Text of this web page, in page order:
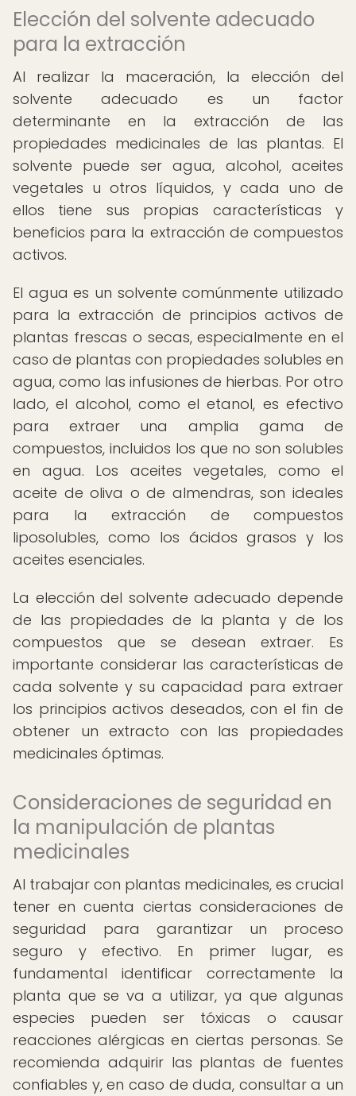
Elección del solvente adecuado
para la extracción
Al realizar la maceración, la elección del
solvente adecuado es un factor
determinante en la extracción de las
propiedades medicinales de las plantas. El
solvente puede ser agua, alcohol, aceites
vegetales u otros líquidos, y cada uno de
ellos tiene sus propias características y
beneficios para la extracción de compuestos
activos.
El agua es un solvente comúnmente utilizado
para la extracción de principios activos de
plantas frescas o secas, especialmente en el
caso de plantas con propiedades solubles en
agua, como las infusiones de hierbas. Por otro
lado, el alcohol, como el etanol, es efectivo
para extraer una amplia gama de
compuestos, incluidos los que no son solubles
en agua. Los aceites vegetales, como el
aceite de oliva o de almendras, son ideales
para la extracción de compuestos
liposolubles, como los ácidos grasos y los
aceites esenciales.
La elección del solvente adecuado depende
de las propiedades de la planta y de los
compuestos que se desean extraer. Es
importante considerar las características de
cada solvente y su capacidad para extraer
los principios activos deseados, con el fin de
obtener un extracto con las propiedades
medicinales óptimas.
Consideraciones de seguridad en
la manipulación de plantas
medicinales
Al trabajar con plantas medicinales, es crucial
tener en cuenta ciertas consideraciones de
seguridad para garantizar un proceso
seguro y efectivo. En primer lugar, es
fundamental identificar correctamente la
planta que se va a utilizar, ya que algunas
especies pueden ser tóxicas o causar
reacciones alérgicas en ciertas personas. Se
recomienda adquirir las plantas de fuentes
confiables y, en caso de duda, consultar a un